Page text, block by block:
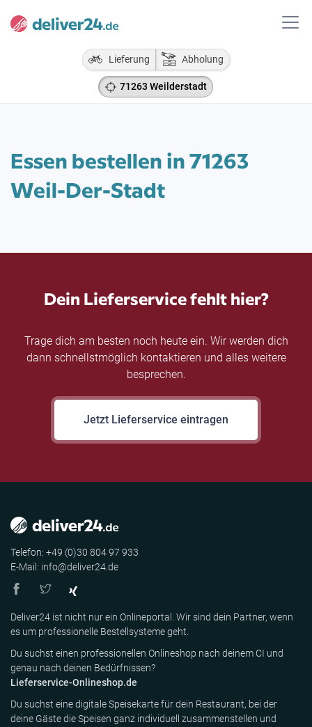
Lieferung Abholung
71263 Weilderstadt
Essen bestellen in 71263
Weil-Der-Stadt
Dein Lieferservice fehlt hier?
Trage dich am besten noch heute ein. Wir werden dich
dann schnellstmöglich kontaktieren und alles weitere
besprechen.
Jetzt Lieferservice eintragen
Telefon: +49 (0)30 804 97 933
E-Mail: info@deliver24.de
Deliver24 ist nicht nur ein Onlineportal. Wir sind dein Partner, wenn
es um professionelle Bestellsysteme geht.
Du suchst einen professionellen Onlineshop nach deinem CI und
genau nach deinen Bedürfnissen?
Lieferservice-Onlineshop.de
Du suchst eine digitale Speisekarte für dein Restaurant, bei der
deine Gäste die Speisen ganz individuell zusammenstellen und